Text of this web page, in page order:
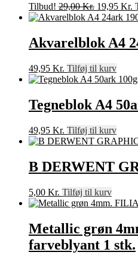
Tilbud! 29,00Kr. Den
oprindelige
var:
29,00 Kr..
19,95 Kr.
Akvarelblok A4
49,95 Kr. Tilføj til kurv
Tegneblok A4
49,95 Kr. Tilføj til kurv
B DERWENT
5,00 Kr. Tilføj til kurv
Metallic grøn
farveblyant 1 stk.